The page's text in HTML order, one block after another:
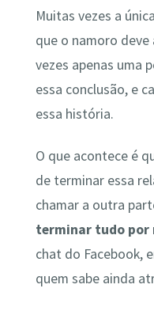
Muitas vezes a
que o namoro deve
vezes apenas uma
essa conclusão, e
essa história.
O que acontece é
de terminar essa
chamar a outra
terminar tudo por
chat do Facebook,
quem sabe ainda